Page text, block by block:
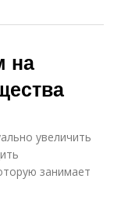
на
увеличить
занимает